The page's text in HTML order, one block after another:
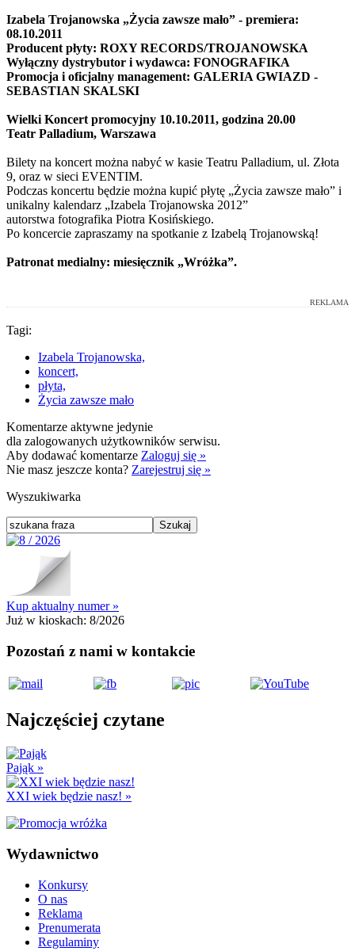
Izabela Trojanowska „Życia zawsze mało” - premiera:
08.10.2011
Producent płyty: ROXY RECORDS/TROJANOWSKA
Wyłączny dystrybutor i wydawca: FONOGRAFIKA
Promocja i oficjalny management: GALERIA GWIAZD -
SEBASTIAN SKALSKI
Wielki Koncert promocyjny 10.10.2011, godzina 20.00
Teatr Palladium, Warszawa
Bilety na koncert można nabyć w kasie Teatru Palladium, ul. Złota
9, oraz w sieci EVENTIM.
Podczas koncertu będzie można kupić płytę „Życia zawsze mało” i
unikalny kalendarz „Izabela Trojanowska 2012”
autorstwa fotografika Piotra Kosińskiego.
Po koncercie zapraszamy na spotkanie z Izabelą Trojanowską!
Patronat medialny: miesięcznik „Wróżka”.
REKLAMA
Tagi:
Izabela Trojanowska,
koncert,
płyta,
Życia zawsze mało
Komentarze aktywne jedynie
dla zalogowanych użytkowników serwisu.
Aby dodawać komentarze Zaloguj się »
Nie masz jeszcze konta? Zarejestruj się »
Wyszukiwarka
Kup aktualny numer »
Już w kioskach: 8/2026
Pozostań z nami w kontakcie
Najczęściej czytane
Pająk »
XXI wiek będzie nasz! »
Wydawnictwo
Konkursy
O nas
Reklama
Prenumerata
Regulaminy